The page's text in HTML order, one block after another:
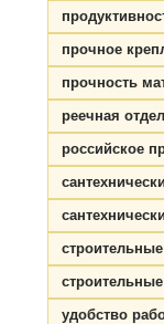
прочное
прочность
реечная
российское
удобство